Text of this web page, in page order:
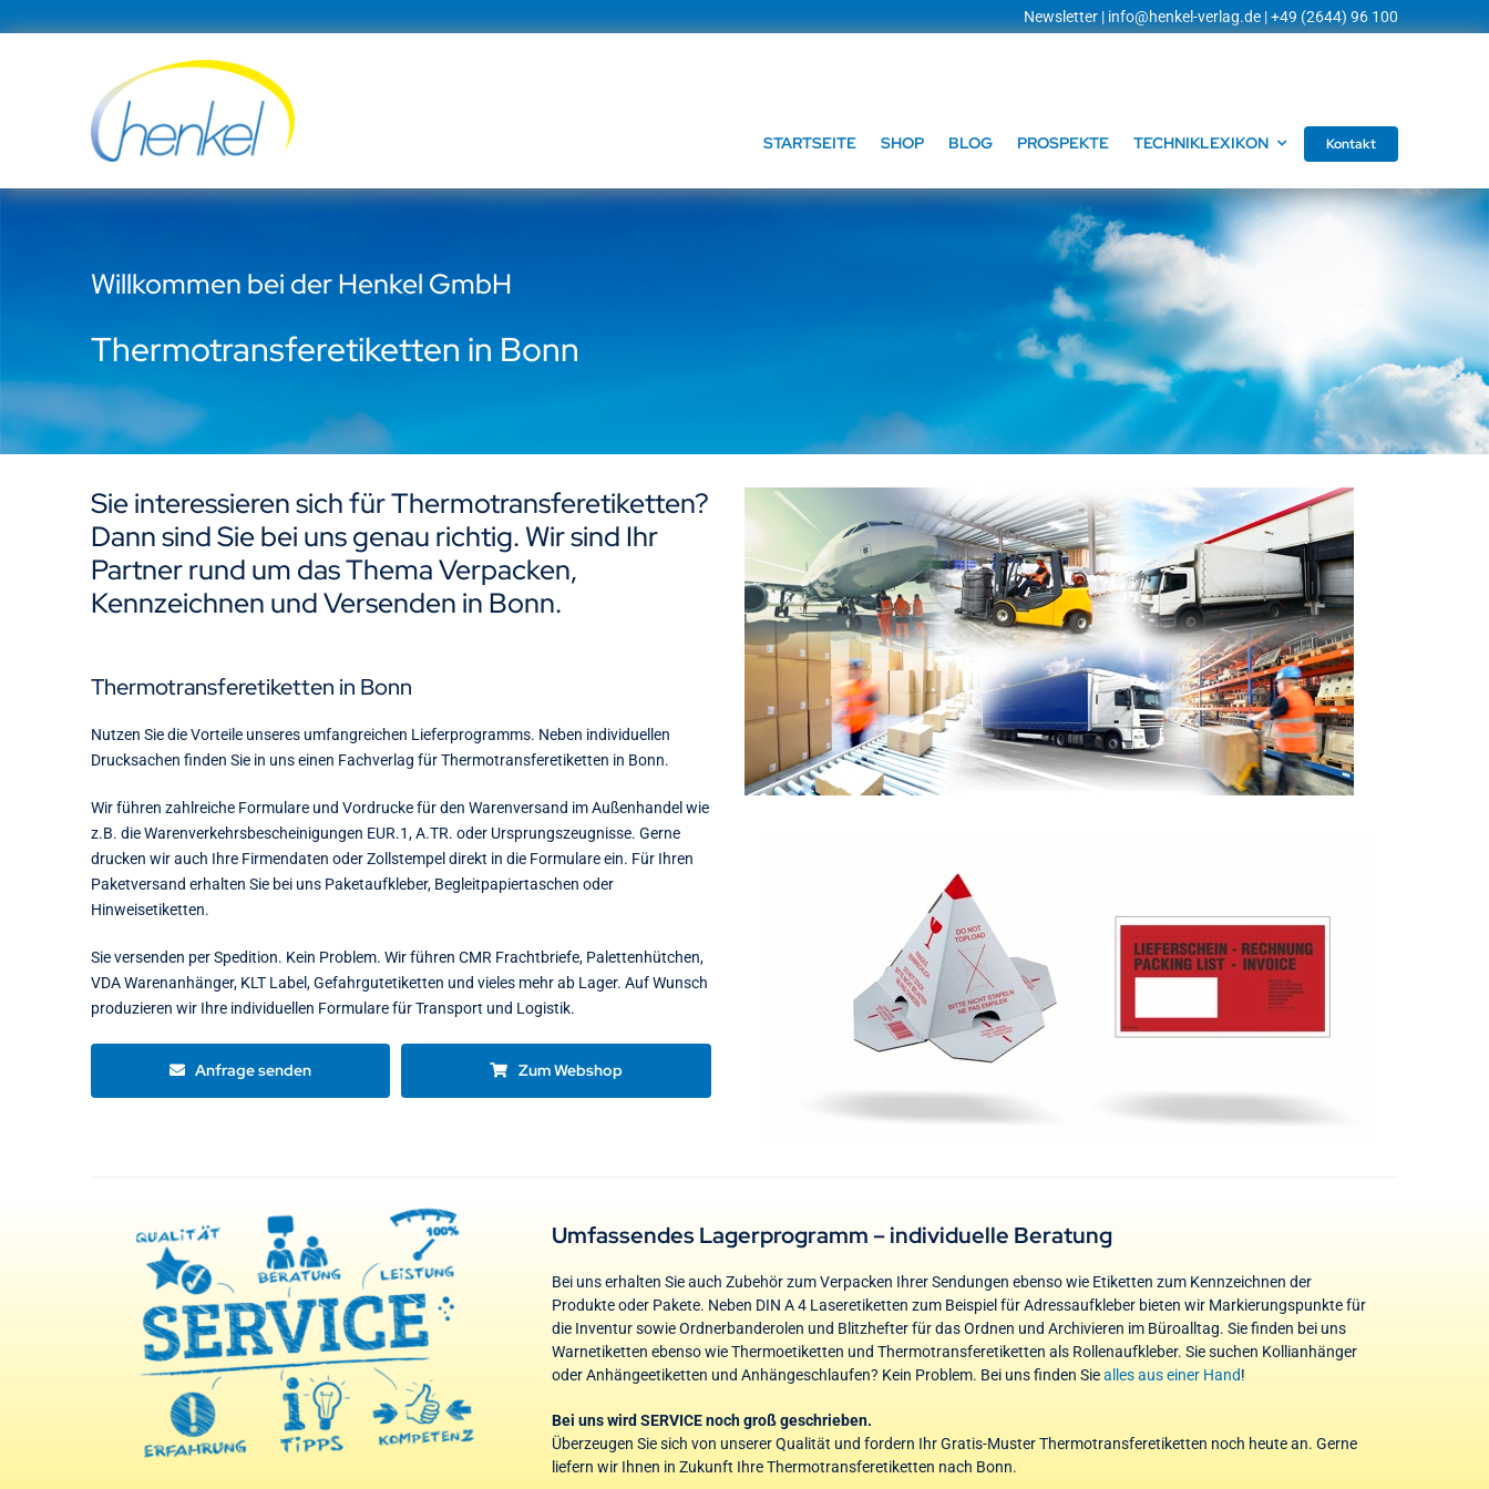
Inhalt
Newsletter | info@henkel-verlag.de | +49 (2644) 96 100
STARTSEITE SHOP BLOG PROSPEKTE TECHNIKLEXIKON Kontakt
Willkommen bei der Henkel GmbH
Thermotransferetiketten in Bonn
Sie interessieren sich für Thermotransferetiketten?
Dann sind Sie bei uns genau richtig. Wir sind Ihr
Partner rund um das Thema Verpacken,
Kennzeichnen und Versenden in Bonn.
Thermotransferetiketten in Bonn
Nutzen Sie die Vorteile unseres umfangreichen Lieferprogramms. Neben individuellen
Drucksachen finden Sie in uns einen Fachverlag für Thermotransferetiketten in Bonn.
Wir führen zahlreiche Formulare und Vordrucke für den Warenversand im Außenhandel wie
z.B. die Warenverkehrsbescheinigungen EUR.1, A.TR. oder Ursprungszeugnisse. Gerne
drucken wir auch Ihre Firmendaten oder Zollstempel direkt in die Formulare ein. Für Ihren
Paketversand erhalten Sie bei uns Paketaufkleber, Begleitpapiertaschen oder
Hinweisetiketten.
Sie versenden per Spedition. Kein Problem. Wir führen CMR Frachtbriefe, Palettenhütchen,
VDA Warenanhänger, KLT Label, Gefahrgutetiketten und vieles mehr ab Lager. Auf Wunsch
produzieren wir Ihre individuellen Formulare für Transport und Logistik.
Anfrage senden Zum Webshop
Umfassendes Lagerprogramm – individuelle Beratung
Bei uns erhalten Sie auch Zubehör zum Verpacken Ihrer Sendungen ebenso wie Etiketten zum Kennzeichnen der
Produkte oder Pakete. Neben DIN A 4 Laseretiketten zum Beispiel für Adressaufkleber bieten wir Markierungspunkte für
die Inventur sowie Ordnerbanderolen und Blitzhefter für das Ordnen und Archivieren im Büroalltag. Sie finden bei uns
Warnetiketten ebenso wie Thermoetiketten und Thermotransferetiketten als Rollenaufkleber. Sie suchen Kollianhänger
oder Anhängeetiketten und Anhängeschlaufen? Kein Problem. Bei uns finden Siealles aus einer Hand!
Bei uns wird SERVICE noch groß geschrieben.
Überzeugen Sie sich von unserer Qualität und fordern Ihr Gratis-Muster Thermotransferetiketten noch heute an. Gerne
liefern wir Ihnen in Zukunft Ihre Thermotransferetiketten nach Bonn.